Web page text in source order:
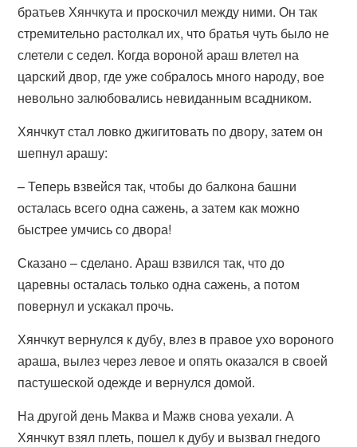
братьев Хянчкута и проскочил между ними. Он так
стремительно растолкал их, что братья чуть было не
слетели с седел. Когда вороной араш влетел на
царский двор, где уже собралось много народу, вое
невольно залюбовались невиданным всадником.
Хянчкут стал ловко джигитовать по двору, затем он
шепнул арашу:
– Теперь взвейся так, чтобы до балкона башни
осталась всего одна сажень, а затем как можно
быстрее умчись со двора!
Сказано – сделано. Араш взвился так, что до
царевны осталась только одна сажень, а потом
повернул и ускакал прочь.
Хянчкут вернулся к дубу, влез в правое ухо вороного
араша, вылез через левое и опять оказался в своей
пастушеской одежде и вернулся домой.
На другой день Маква и Мажв снова уехали. А
Хянчкут взял плеть, пошел к дубу и вызвал гнедого